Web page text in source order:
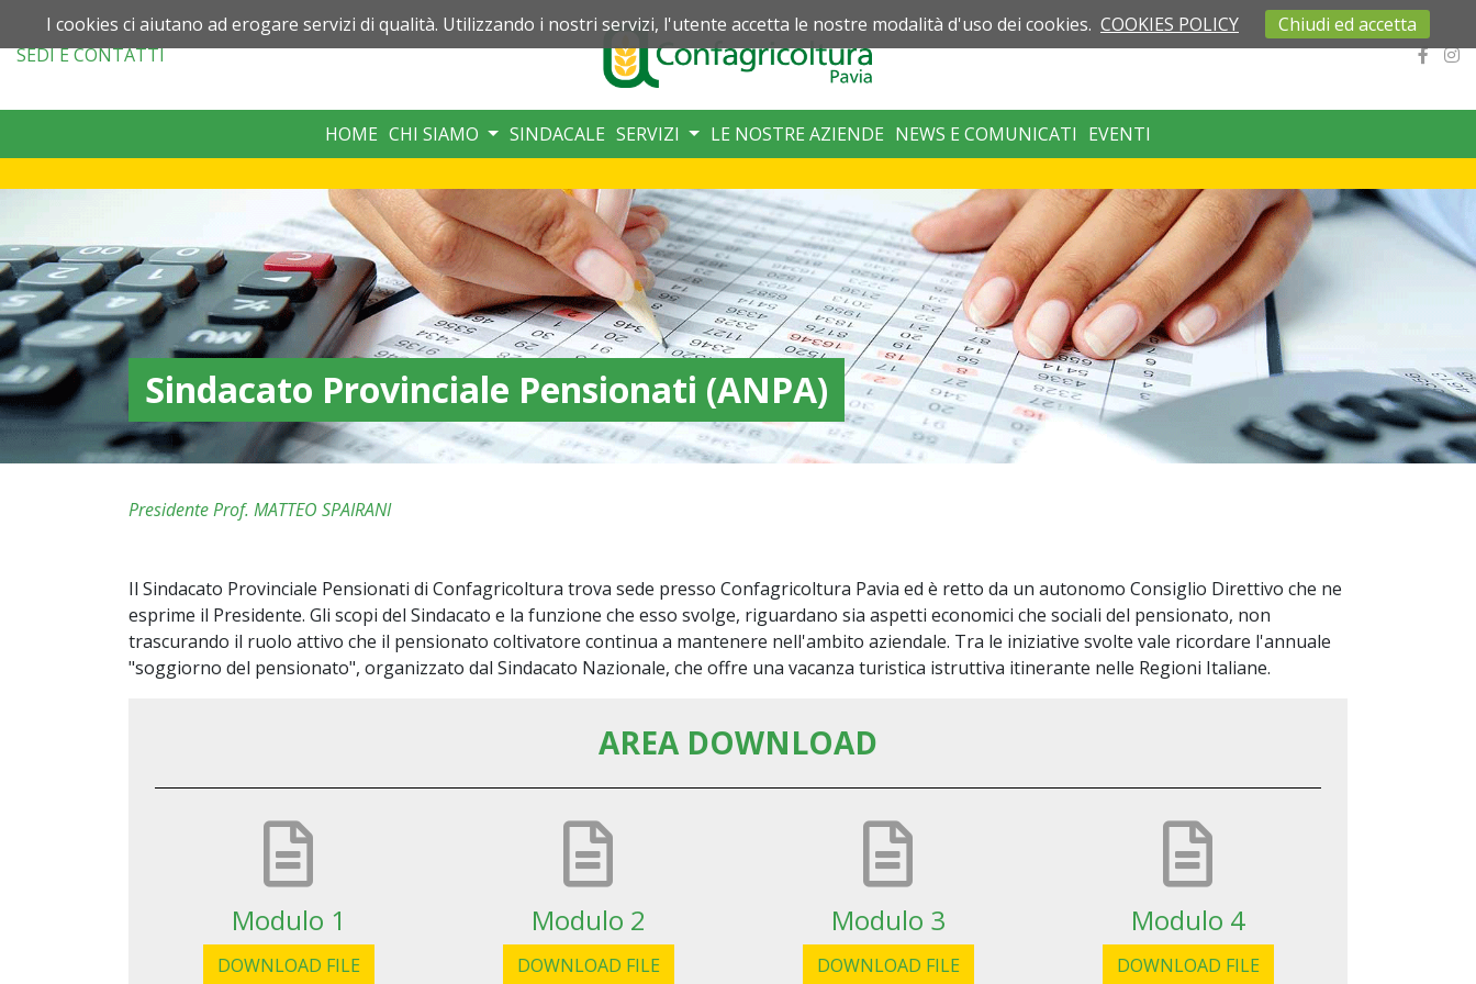
SEDIE CONTATTI
HOME CHI SIAMO SINDACALE SERVIZI LE NOSTRE AZIENDE NEWS E COMUNICATI EVENTI
Sindacato Provinciale Pensionati (ANPA)
Presidente Prof. MATTEO SPAIRANI
Il Sindacato Provinciale Pensionati di Confagricoltura trova sede presso Confagricoltura Pavia ed è retto da un autonomo Consiglio Direttivo che ne
esprime il Presidente. Gli scopi del Sindacato e la funzione che esso svolge, riguardano sia aspetti economici che sociali del pensionato, non
trascurando il ruolo attivo che il pensionato coltivatore continua a mantenere nell'ambito aziendale. Tra le iniziative svolte vale ricordare l'annuale
"soggiorno del pensionato", organizzato dal Sindacato Nazionale, che offre una vacanza turistica istruttiva itinerante nelle Regioni Italiane.
AREA DOWNLOAD
Modulo 1
DOWNLOAD FILE
Modulo 2
DOWNLOAD FILE
Modulo 3
DOWNLOAD FILE
Modulo 4
DOWNLOAD FILE
I cookies ci aiutano ad erogare servizi di qualità. Utilizzando i nostri servizi, l'utente accetta le nostre modalità d'uso dei cookies. COOKIES POLICY Chiudi ed accetta